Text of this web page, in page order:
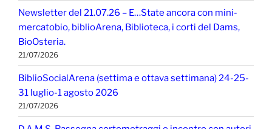
Newsletter del 21.07.26 – E…State ancora con mini-
mercatobio, biblioArena, Biblioteca, i corti del Dams,
BioOsteria.
21/07/2026
BiblioSocialArena (settima e ottava settimana) 24-25-
31 luglio-1 agosto 2026
21/07/2026